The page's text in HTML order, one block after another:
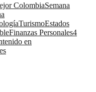
ColombiaSemana
TurismoEstados
Finanzas Personales4
en